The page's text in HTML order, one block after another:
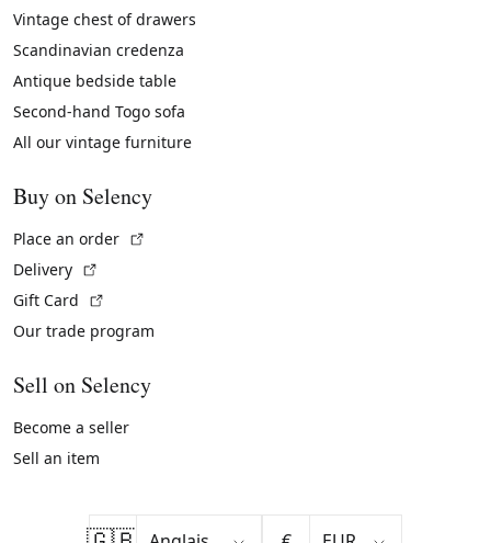
Vintage chest of drawers
Scandinavian credenza
Antique bedside table
Second-hand Togo sofa
All our vintage furniture
Buy on Selency
Place an order
Delivery
Gift Card
Our trade program
Sell on Selency
Become a seller
Sell an item